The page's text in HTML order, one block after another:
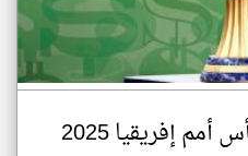
إفريقيا 2025